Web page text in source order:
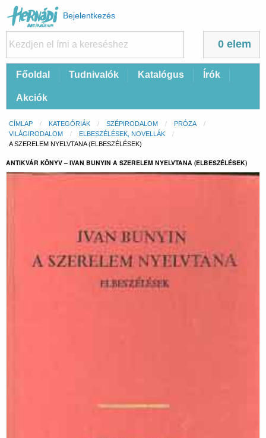
Felhasználói
fiók
menüje
Bejelentkezés
0 elem
FőFőoldal Tudnivalók Katalógus Írók
Akciók
Morzsa
CÍMLAP KATEGÓRIÁK SZÉPIRODALOM
PRÓZA
VILÁGIRODALOM
ELBESZÉLÉSEK, NOVELLÁK
CURRENT:
A SZERELEM NYELVTANA (ELBESZÉLÉSEK)
ANTIKVÁR KÖNYV – IVAN BUNYIN A SZERELEM NYELVTANA (ELBESZÉLÉSEK)